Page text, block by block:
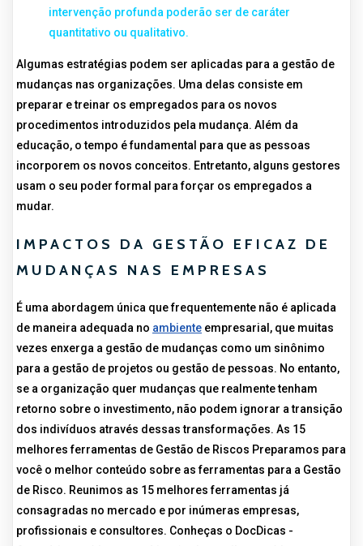
intervenção profunda poderão ser de caráter
quantitativo ou qualitativo.
Algumas estratégias podem ser aplicadas para a gestão de
mudanças nas organizações. Uma delas consiste em
preparar e treinar os empregados para os novos
procedimentos introduzidos pela mudança. Além da
educação, o tempo é fundamental para que as pessoas
incorporem os novos conceitos. Entretanto, alguns gestores
usam o seu poder formal para forçar os empregados a
mudar.
IMPACTOS DA GESTÃO EFICAZ DE
MUDANÇAS NAS EMPRESAS
É uma abordagem única que frequentemente não é aplicada
de maneira adequada no ambiente empresarial, que muitas
vezes enxerga a gestão de mudanças como um sinônimo
para a gestão de projetos ou gestão de pessoas. No entanto,
se a organização quer mudanças que realmente tenham
retorno sobre o investimento, não podem ignorar a transição
dos indivíduos através dessas transformações. As 15
melhores ferramentas de Gestão de Riscos Preparamos para
você o melhor conteúdo sobre as ferramentas para a Gestão
de Risco. Reunimos as 15 melhores ferramentas já
consagradas no mercado e por inúmeras empresas,
profissionais e consultores. Conheças o DocDicas -